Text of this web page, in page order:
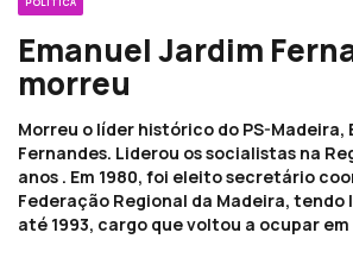
Emanuel Jardim
morreu
Morreu o líder histórico do PS-Madeira,
Fernandes. Liderou os socialistas na
anos . Em 1980, foi eleito secretário
Federação Regional da Madeira,
até 1993, cargo que voltou a ocupar em